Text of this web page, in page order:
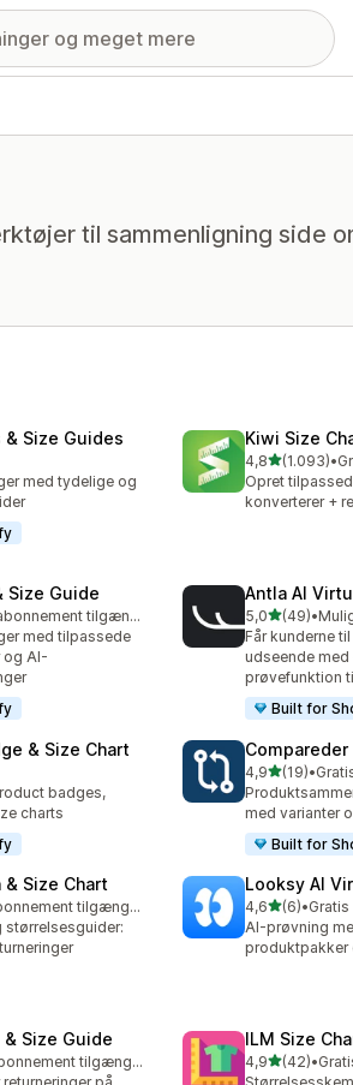
til sammenligning side
& Size Guides
med tydelige og
Kiwi Size
4,8ud af 5
(1.093)
1093 •
Opret
konverterer +
Size Guide
Gratis abonnement tilgængeligt
med tilpassede
og AI-
Antla AI
5,0ud af 5
(49)
49 •
Får kunderne
udseende med
prøvefunktion
Built for
& Size Chart
badges,
charts
4,9ud af 5
(19)
19 anmeldelser
•
med varianter
Built for
& Size Chart
Gratis abonnement tilgængeligt
størrelsesguider:
Looksy AI
4,6ud af 5
(6)
6 anmeldelser i
•
AI-prøvning
produktpakker
& Size Guide
Gratis abonnement tilgængeligt
ILM Size
4,9ud af 5
(42)
42 •